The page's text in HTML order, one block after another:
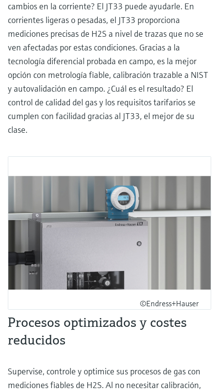
cambios en la corriente? El JT33 puede ayudarle. En
corrientes ligeras o pesadas, el JT33 proporciona
mediciones precisas de H2S a nivel de trazas que no se
ven afectadas por estas condiciones. Gracias a la
tecnología diferencial probada en campo, es la mejor
opción con metrología fiable, calibración trazable a NIST
y autovalidación en campo. ¿Cuál es el resultado? El
control de calidad del gas y los requisitos tarifarios se
cumplen con facilidad gracias al JT33, el mejor de su
clase.
©Endress+Hauser
Procesos optimizados y costes
reducidos
Supervise, controle y optimice sus procesos de gas con
mediciones fiables de H2S. Al no necesitar calibración,